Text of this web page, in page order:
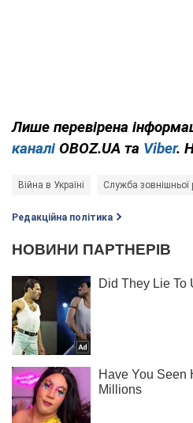
Лише перевірена
каналі OBOZ.UA та Viber.
Війна в Україні Служба зовнішньої
Редакційна політика